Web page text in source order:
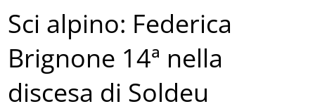
Sci alpino: Federica
Brignone 14ª nella
discesa di Soldeu